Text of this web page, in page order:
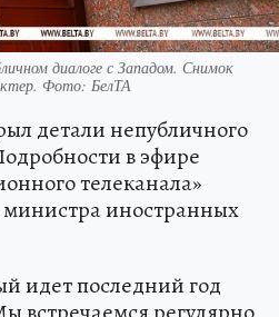
диалоге с Западом. Снимок
Фото: БелТА
детали непубличного
в эфире
телеканала»
министра иностранных
идет последний год